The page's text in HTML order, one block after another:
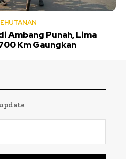
Ambang Punah, Lima
Km Gaungkan